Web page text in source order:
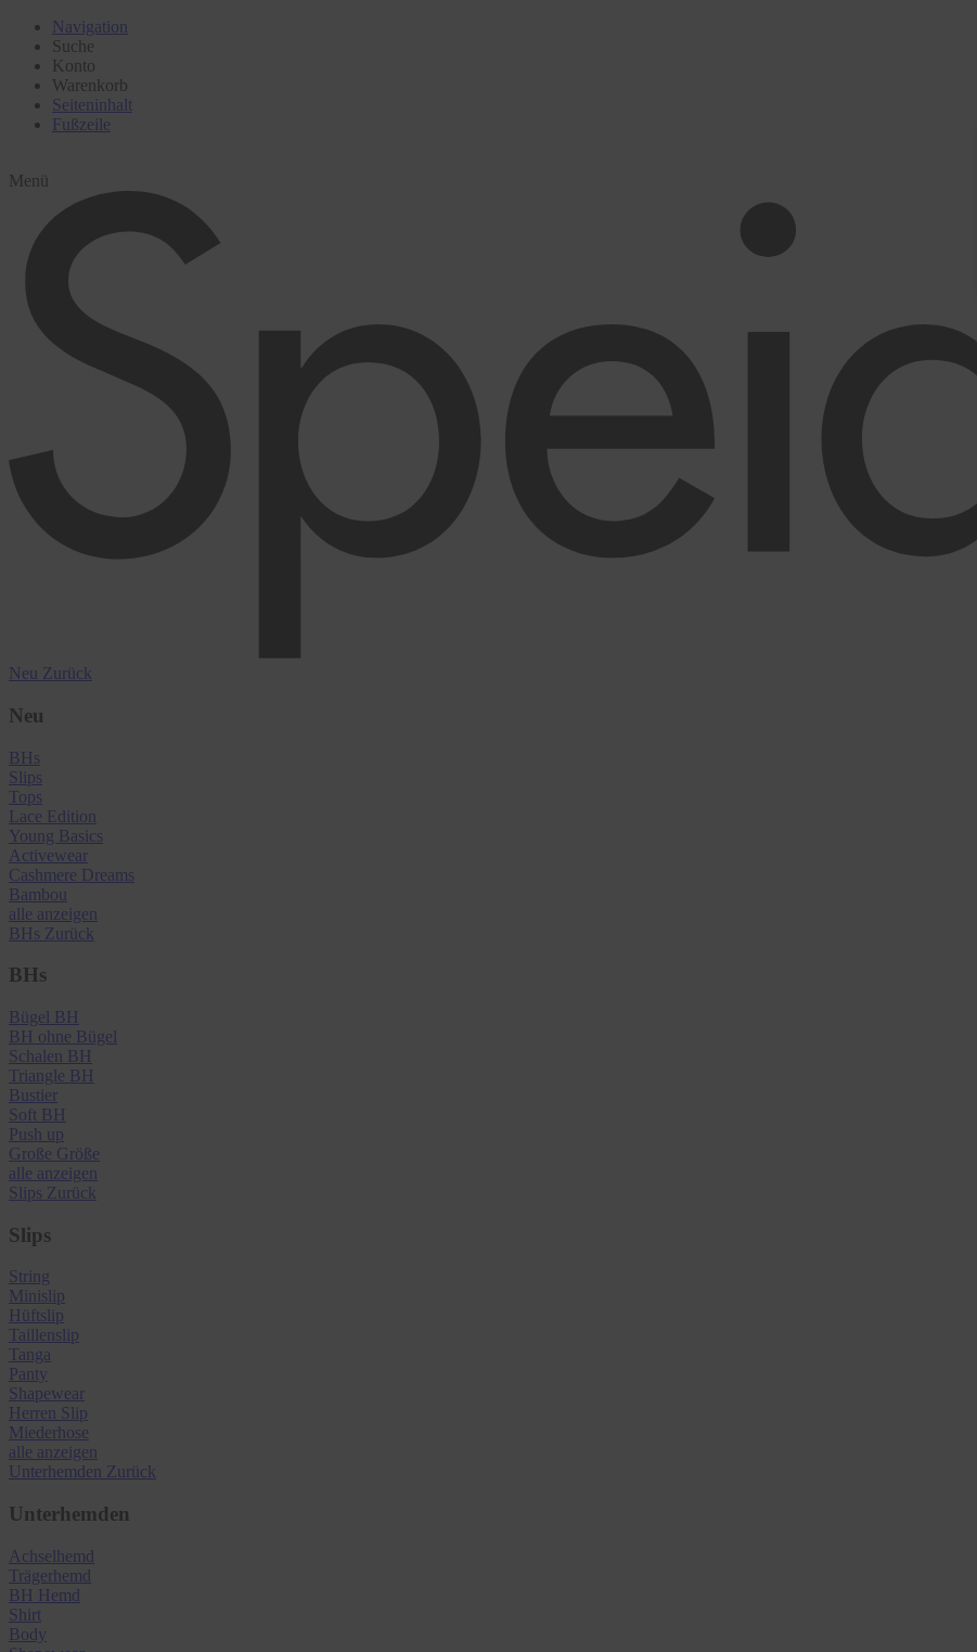
Navigation
Suche
Konto
Warenkorb
Seiteninhalt
Fußzeile
Menü
Neu Zurück
Neu
BHs
Slips
Tops
Lace Edition
Young Basics
Activewear
Cashmere Dreams
Bambou
alle anzeigen
BHs Zurück
BHs
Bügel BH
BH ohne Bügel
Schalen BH
Triangle BH
Bustier
Soft BH
Push up
Große Größe
alle anzeigen
Slips Zurück
Slips
String
Minislip
Hüftslip
Taillenslip
Tanga
Panty
Shapewear
Herren Slip
Miederhose
alle anzeigen
Unterhemden Zurück
Unterhemden
Achselhemd
Trägerhemd
BH Hemd
Shirt
Body